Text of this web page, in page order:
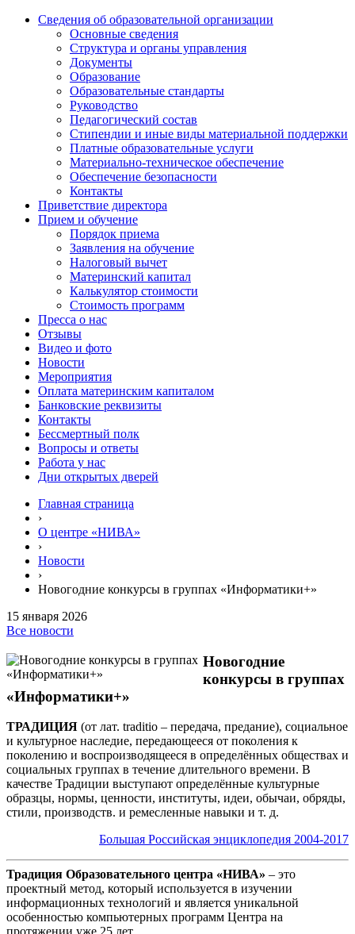
Сведения об образовательной организации
Основные сведения
Структура и органы управления
Документы
Образование
Образовательные стандарты
Руководство
Педагогический состав
Стипендии и иные виды материальной поддержки
Платные образовательные услуги
Материально-техническое обеспечение
Обеспечение безопасности
Контакты
Приветствие директора
Прием и обучение
Порядок приема
Заявления на обучение
Налоговый вычет
Материнский капитал
Калькулятор стоимости
Стоимость программ
Пресса о нас
Отзывы
Видео и фото
Новости
Мероприятия
Оплата материнским капиталом
Банковские реквизиты
Контакты
Бессмертный полк
Вопросы и ответы
Работа у нас
Дни открытых дверей
Главная страница
›
О центре «НИВА»
›
Новости
›
Новогодние конкурсы в группах «Информатики+»
15 января 2026
Все новости
Новогодние
конкурсы в группах
«Информатики+»
ТРАДИЦИЯ (от лат. traditio – передача, предание), социальное
и культурное наследие, передающееся от поколения к
поколению и воспроизводящееся в определённых обществах и
социальных группах в течение длительного времени. В
качестве Традиции выступают определённые культурные
образцы, нормы, ценности, институты, идеи, обычаи, обряды,
стили, производств. и ремесленные навыки и т. д.
Большая Российская энциклопедия 2004-2017
Традиция Образовательного центра «НИВА» – это
проектный метод, который используется в изучении
информационных технологий и является уникальной
особенностью компьютерных программ Центра на